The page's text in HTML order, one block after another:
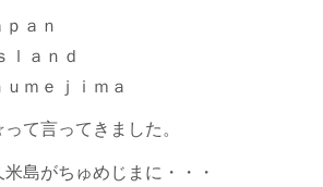
ａｎ
ｌａｎｄ
ｍｅｊｉｍａ
て言ってきました。
島がちゅめじまに・・・